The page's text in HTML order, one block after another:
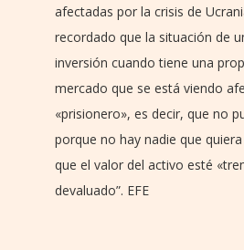
afectadas por la crisis de
recordado que la situación de
inversión cuando tiene una
mercado que se está viendo
«prisionero», es decir, que no
porque no hay nadie que
que el valor del activo esté
devaluado”. EFE